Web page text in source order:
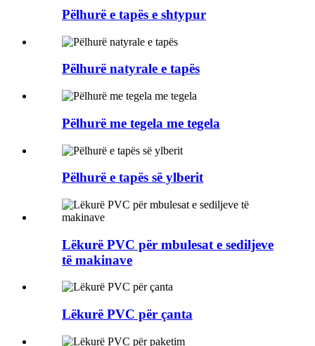
Pëlhurë e tapës e shtypur
Pëlhurë natyrale e tapës
Pëlhurë me tegela me tegela
Pëlhurë e tapës së ylberit
Lëkurë PVC për mbulesat e sediljeve
të makinave
Lëkurë PVC për çanta